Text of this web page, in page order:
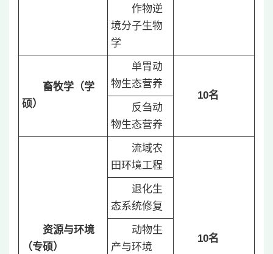
作物逆
境分子生物
学
畜牧学（学
硕）
单胃动
物生态营养
10名
反刍动
物生态营养
资源与环境
（专硕）
流域农
田环境工程
10名
退化生
态系统修复
动物生
产与环境